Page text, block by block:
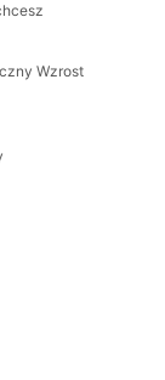
Wzrost